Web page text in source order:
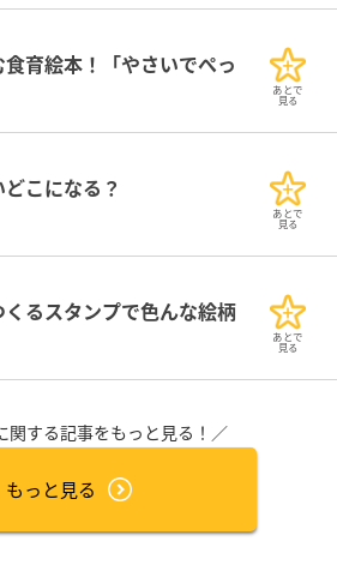
育絵本！「やさいでぺっ
あとで
見る
こになる？
あとで
見る
るスタンプで色んな絵柄
あとで
見る
関する記事をもっと見る！／
もっと見る